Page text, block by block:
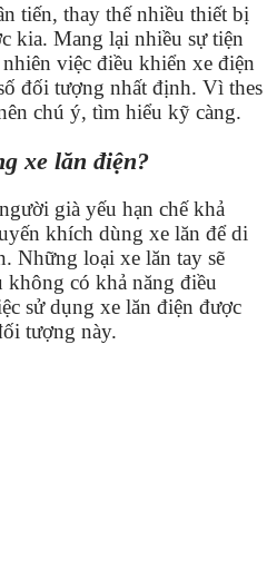
tiến, thay thế nhiều thiết bị
kia. Mang lại nhiều sự tiện
việc điều khiển xe điện
đối tượng nhất định. Vì thes
chú ý, tìm hiểu kỹ càng.
xe lăn điện?
già yếu hạn chế khả
khích dùng xe lăn để di
Những loại xe lăn tay sẽ
có khả năng điều
sử dụng xe lăn điện được
tượng này.